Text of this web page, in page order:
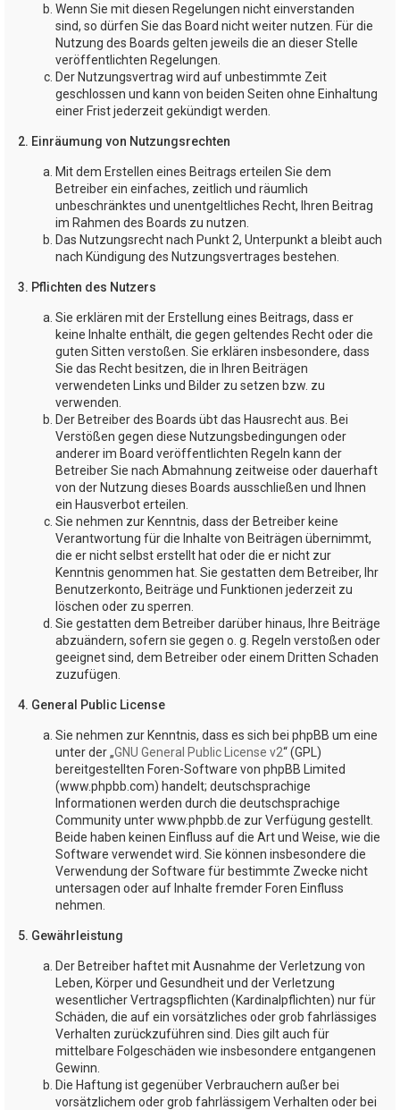
Wenn Sie mit diesen Regelungen nicht einverstanden
sind, so dürfen Sie das Board nicht weiter nutzen. Für die
Nutzung des Boards gelten jeweils die an dieser Stelle
veröffentlichten Regelungen.
Der Nutzungsvertrag wird auf unbestimmte Zeit
geschlossen und kann von beiden Seiten ohne Einhaltung
einer Frist jederzeit gekündigt werden.
2. Einräumung von Nutzungsrechten
Mit dem Erstellen eines Beitrags erteilen Sie dem
Betreiber ein einfaches, zeitlich und räumlich
unbeschränktes und unentgeltliches Recht, Ihren Beitrag
im Rahmen des Boards zu nutzen.
Das Nutzungsrecht nach Punkt 2, Unterpunkt a bleibt auch
nach Kündigung des Nutzungsvertrages bestehen.
3. Pflichten des Nutzers
Sie erklären mit der Erstellung eines Beitrags, dass er
keine Inhalte enthält, die gegen geltendes Recht oder die
guten Sitten verstoßen. Sie erklären insbesondere, dass
Sie das Recht besitzen, die in Ihren Beiträgen
verwendeten Links und Bilder zu setzen bzw. zu
verwenden.
Der Betreiber des Boards übt das Hausrecht aus. Bei
Verstößen gegen diese Nutzungsbedingungen oder
anderer im Board veröffentlichten Regeln kann der
Betreiber Sie nach Abmahnung zeitweise oder dauerhaft
von der Nutzung dieses Boards ausschließen und Ihnen
ein Hausverbot erteilen.
Sie nehmen zur Kenntnis, dass der Betreiber keine
Verantwortung für die Inhalte von Beiträgen übernimmt,
die er nicht selbst erstellt hat oder die er nicht zur
Kenntnis genommen hat. Sie gestatten dem Betreiber, Ihr
Benutzerkonto, Beiträge und Funktionen jederzeit zu
löschen oder zu sperren.
Sie gestatten dem Betreiber darüber hinaus, Ihre Beiträge
abzuändern, sofern sie gegen o. g. Regeln verstoßen oder
geeignet sind, dem Betreiber oder einem Dritten Schaden
zuzufügen.
4. General Public License
Sie nehmen zur Kenntnis, dass es sich bei phpBB um eine
unter der „GNU General Public License v2“ (GPL)
bereitgestellten Foren-Software von phpBB Limited
(www.phpbb.com) handelt; deutschsprachige
Informationen werden durch die deutschsprachige
Community unter www.phpbb.de zur Verfügung gestellt.
Beide haben keinen Einfluss auf die Art und Weise, wie die
Software verwendet wird. Sie können insbesondere die
Verwendung der Software für bestimmte Zwecke nicht
untersagen oder auf Inhalte fremder Foren Einfluss
nehmen.
5. Gewährleistung
Der Betreiber haftet mit Ausnahme der Verletzung von
Leben, Körper und Gesundheit und der Verletzung
wesentlicher Vertragspflichten (Kardinalpflichten) nur für
Schäden, die auf ein vorsätzliches oder grob fahrlässiges
Verhalten zurückzuführen sind. Dies gilt auch für
mittelbare Folgeschäden wie insbesondere entgangenen
Gewinn.
Die Haftung ist gegenüber Verbrauchern außer bei
vorsätzlichem oder grob fahrlässigem Verhalten oder bei